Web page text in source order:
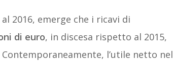
2016, emerge che i ricavi di
di euro, in discesa rispetto al 2015,
l’utile netto nel